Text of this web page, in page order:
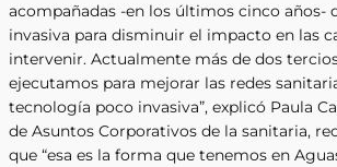
acompañadas -en los últimos cinco años-
invasiva para disminuir el impacto en las
intervenir. Actualmente más de dos
ejecutamos para mejorar las redes
tecnología poco invasiva”, explicó Paula
de Asuntos Corporativos de la sanitaria,
que “esa es la forma que tenemos en